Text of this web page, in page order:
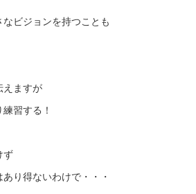
ビジョンを持つことも
えますが
習する！
ず
り得ないわけで・・・